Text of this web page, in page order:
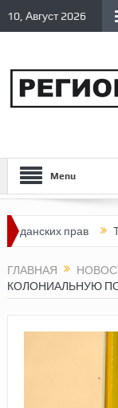
10, Август 2026
Menu
прав
ГЛАВНАЯ
КОЛОНИАЛЬНУЮ